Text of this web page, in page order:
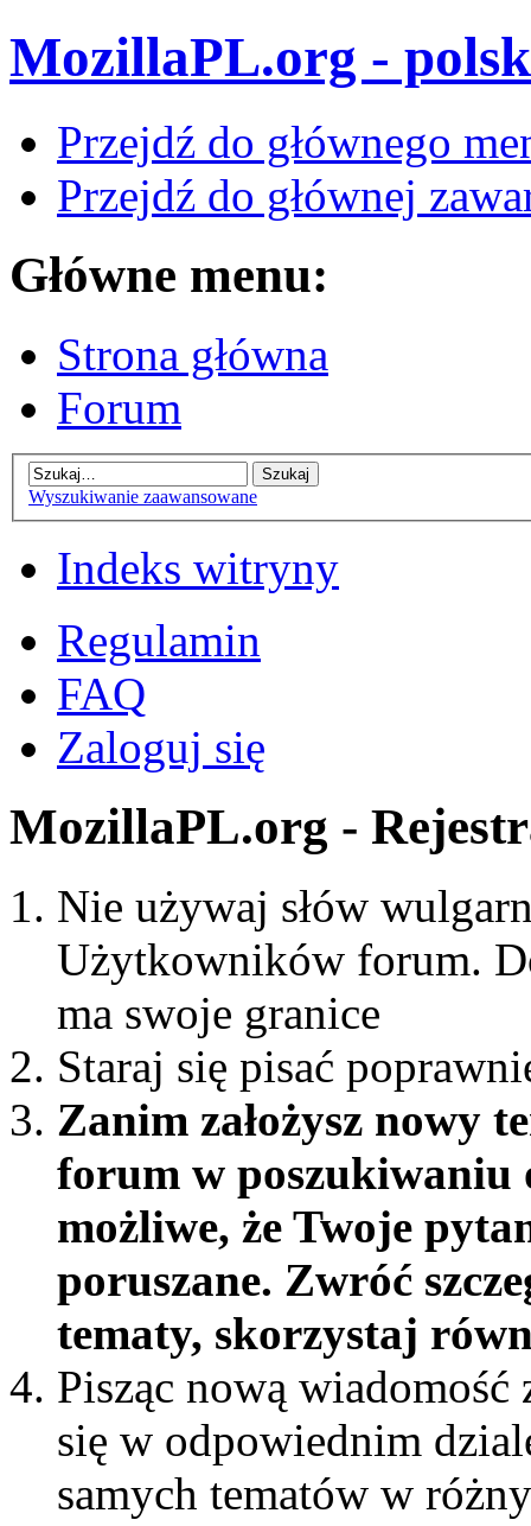
MozillaPL.org -
Przejdź do głównego
Przejdź do głównej
Główne menu:
Strona główna
Forum
Wyszukiwanie zaawansowane
Indeks witryny
Regulamin
FAQ
Zaloguj się
MozillaPL.org -
Nie używaj słów
Użytkowników forum.
ma swoje granice
Staraj się pisać
Zanim założysz nowy
forum w poszukiwaniu
możliwe, że Twoje
poruszane. Zwróć
tematy, skorzystaj
Pisząc nową wiadomość
się w odpowiednim
samych tematów w